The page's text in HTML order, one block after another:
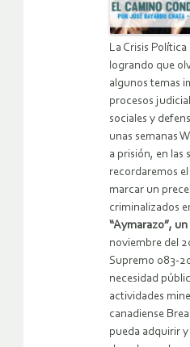
La Crisis
logrando que
algunos temas
procesos
sociales y
unas semanas
a prisión, en las
recordaremos
marcar un
criminalizados
“Aymarazo”,
noviembre del
Supremo 083-
necesidad
actividades
canadiense
pueda adquirir